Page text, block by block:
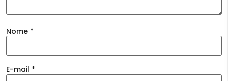
Nome *
E-mail *